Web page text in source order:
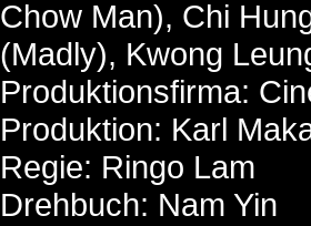
Chow Man), Chi
(Madly), Kwong
Produktionsfirma:
Produktion: Karl
Regie: Ringo Lam
Drehbuch: Nam Yin